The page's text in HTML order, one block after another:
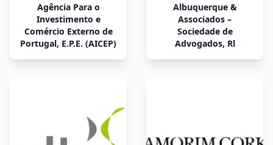
Agência Para o
Investimento e
Comércio Externo de
Portugal, E.P.E. (AICEP)
Albuquerque &
Associados –
Sociedade de
Advogados, Rl